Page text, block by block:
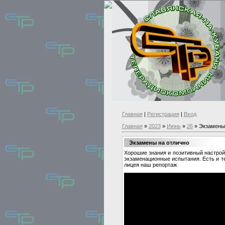
Главная | Регистрация | Вход
Главная » 2023 » Июнь » 26» Экзамены
Экзамены на отлично
Хорошие знания и позитивный
экзаменационные испытания. Есть и
лицея наш репортаж